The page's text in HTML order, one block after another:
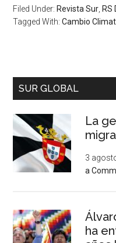
Filed Under: Revista Sur RS
Tagged With:Cambio
SUR GLOBAL
La
3
a
ha